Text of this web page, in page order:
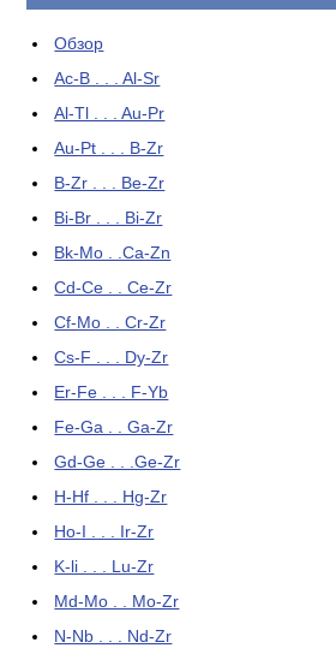
Обзор
Ac-B . . . Al-Sr
Al-Tl . . . Au-Pr
Au-Pt . . . B-Zr
B-Zr . . . Be-Zr
Bi-Br . . . Bi-Zr
Bk-Mo . .Ca-Zn
Cd-Ce . . Ce-Zr
Cf-Mo . . Cr-Zr
Cs-F . . . Dy-Zr
Er-Fe . . . F-Yb
Fe-Ga . . Ga-Zr
Gd-Ge . . .Ge-Zr
H-Hf . . . Hg-Zr
Ho-I . . . Ir-Zr
K-li . . . Lu-Zr
Md-Mo . . Mo-Zr
N-Nb . . . Nd-Zr